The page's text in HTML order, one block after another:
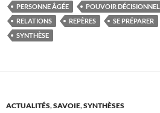
PERSONNE ÂGÉE
POUVOIR DÉCISIONNEL
RELATIONS
REPÈRES SE PRÉPARER
SYNTHÈSE
ACTUALITÉS,SAVOIE,SYNTHÈSES